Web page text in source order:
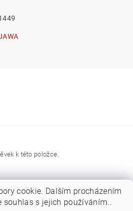
k této položce.
cookie. Dalším procházením
souhlas s jejich používáním..